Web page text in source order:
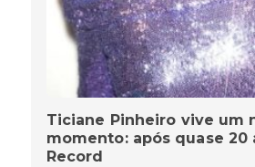
Ticiane Pinheiro vive um
momento: após quase 20
Record